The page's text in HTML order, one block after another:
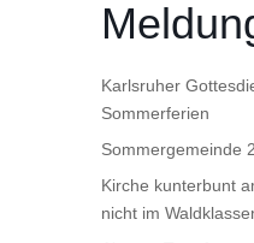
Karlsruher
Sommerferien
Sommergemeinde
Kirche kunterbunt
nicht im